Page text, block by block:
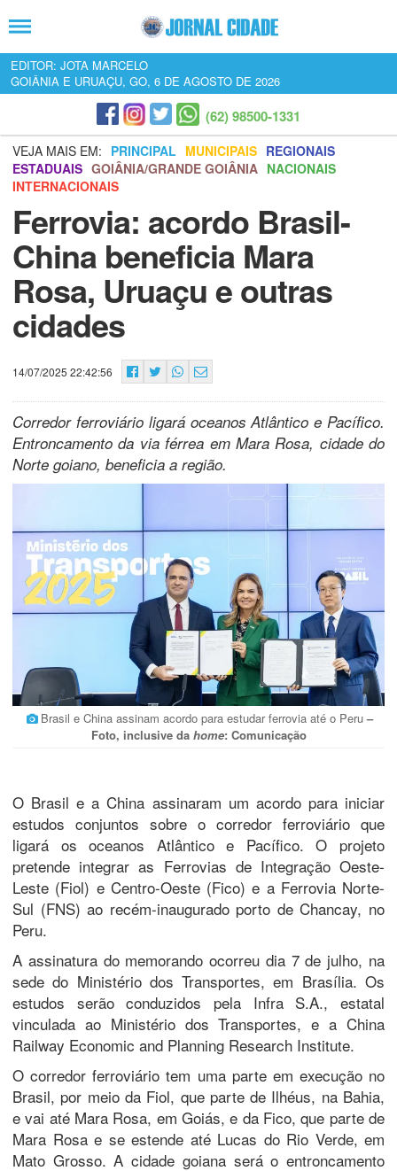
EDITOR: JOTA MARCELO
GOIÂNIA E URUAÇU, GO, 6 DE AGOSTO DE 2026
(62) 98500-1331
VEJA MAIS EM: PRINCIPAL MUNICIPAIS REGIONAIS
ESTADUAIS GOIÂNIA/GRANDE GOIÂNIA NACIONAIS
INTERNACIONAIS
Ferrovia: acordo Brasil-
China beneficia Mara
Rosa, Uruaçu e outras
cidades
14/07/2025 22:42:56
Corredor ferroviário ligará oceanos Atlântico e Pacífico.
Entroncamento da via férrea em Mara Rosa, cidade do
Norte goiano, beneficia a região.
Brasil e China assinam acordo para estudar ferrovia até o Peru –
Foto, inclusive da home: Comunicação
O Brasil e a China assinaram um acordo para iniciar
estudos conjuntos sobre o corredor ferroviário que
ligará os oceanos Atlântico e Pacífico. O projeto
pretende integrar as Ferrovias de Integração Oeste-
Leste (Fiol) e Centro-Oeste (Fico) e a Ferrovia Norte-
Sul (FNS) ao recém-inaugurado porto de Chancay, no
Peru.
A assinatura do memorando ocorreu dia 7 de julho, na
sede do Ministério dos Transportes, em Brasília. Os
estudos serão conduzidos pela Infra S.A., estatal
vinculada ao Ministério dos Transportes, e a China
Railway Economic and Planning Research Institute.
O corredor ferroviário tem uma parte em execução no
Brasil, por meio da Fiol, que parte de Ilhéus, na Bahia,
e vai até Mara Rosa, em Goiás, e da Fico, que parte de
Mara Rosa e se estende até Lucas do Rio Verde, em
Mato Grosso. A cidade goiana será o entroncamento